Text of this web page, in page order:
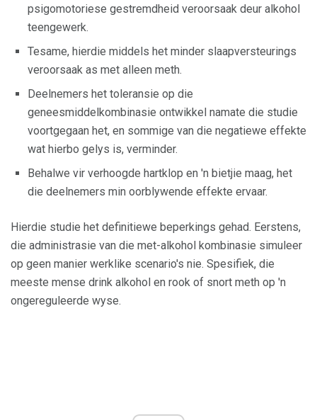
psigomotoriese gestremdheid veroorsaak deur alkohol
teengewerk.
Tesame, hierdie middels het minder slaapversteurings
veroorsaak as met alleen meth.
Deelnemers het toleransie op die
geneesmiddelkombinasie ontwikkel namate die studie
voortgegaan het, en sommige van die negatiewe effekte
wat hierbo gelys is, verminder.
Behalwe vir verhoogde hartklop en 'n bietjie maag, het
die deelnemers min oorblywende effekte ervaar.
Hierdie studie het definitiewe beperkings gehad. Eerstens,
die administrasie van die met-alkohol kombinasie simuleer
op geen manier werklike scenario's nie. Spesifiek, die
meeste mense drink alkohol en rook of snort meth op 'n
ongereguleerde wyse.